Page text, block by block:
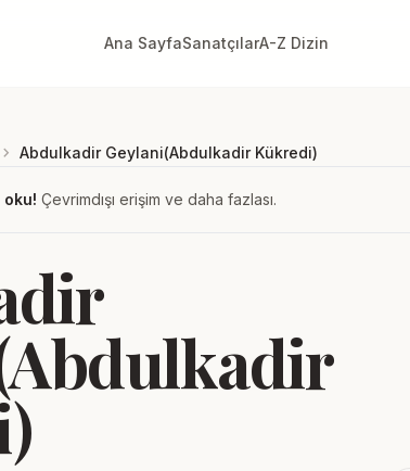
Ana SayfaSanatçılarA-Z Dizin
chevron_right Abdulkadir Geylani(Abdulkadir Kükredi)
oku! Çevrimdışı erişim ve daha fazlası.